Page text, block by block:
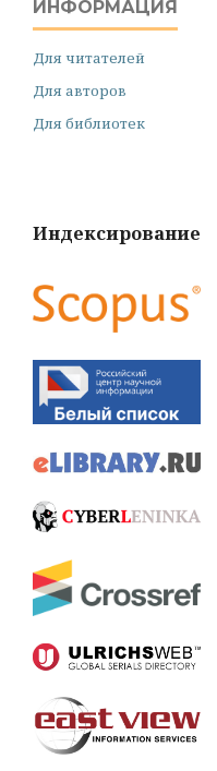
ИНФОРМАЦИЯ
Для читателей
Для авторов
Для библиотек
Индексирование